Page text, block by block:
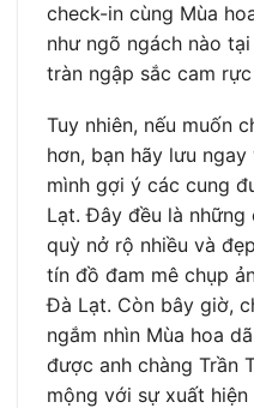
check-in cùng Mùa
như ngõ ngách nào
tràn ngập sắc cam
Tuy nhiên, nếu muốn
hơn, bạn hãy lưu
mình gợi ý các cung
Lạt. Đây đều là
quỳ nở rộ nhiều và
tín đồ đam mê chụp
Đà Lạt. Còn bây giờ,
ngắm nhìn Mùa hoa
được anh chàng Trần
mộng với sự xuất